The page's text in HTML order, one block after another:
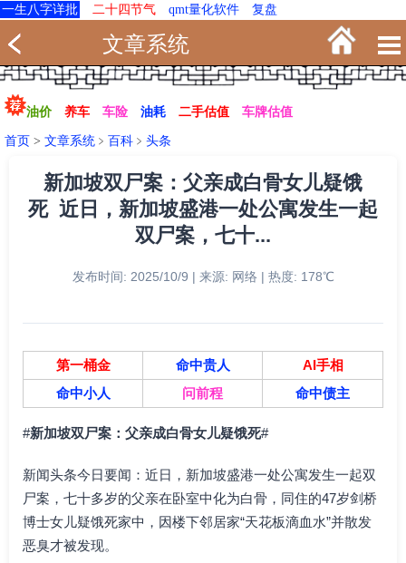
一生八字详批 二十四节气 qmt量化软件 复盘
文章系统
油价 养车 车险 油耗 二手估值 车牌估值
首页 > 文章系统 ﹥ 百科 ﹥ 头条
新加坡双尸案：父亲成白骨女儿疑饿
死 近日，新加坡盛港一处公寓发生一起
双尸案，七十...
发布时间: 2025/10/9 | 来源: 网络 | 热度: 178℃
第一桶金 命中贵人
AI手相
命中小人
问前程 命中债主
#新加坡双尸案：父亲成白骨女儿疑饿死#
新闻头条今日要闻：近日，新加坡盛港一处公寓发生一起双
尸案，七十多岁的父亲在卧室中化为白骨，同住的47岁剑桥
博士女儿疑饿死家中，因楼下邻居家“天花板滴血水”并散发
恶臭才被发现。